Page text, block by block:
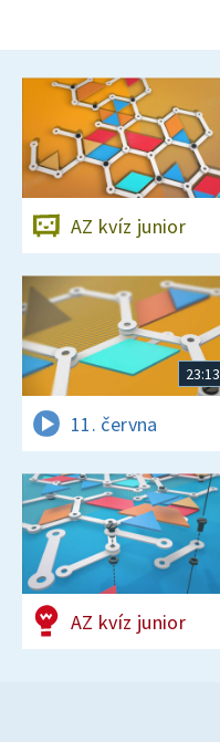
AZ kvíz junior
23:13
11. června
AZ kvíz junior